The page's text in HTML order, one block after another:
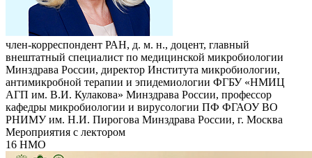
член-корреспондент РАН, д. м. н., доцент, главный
внештатный специалист по медицинской микробиологии
Минздрава России, директор Института микробиологии,
антимикробной терапии и эпидемиологии ФГБУ «НМИЦ
АГП им. В.И. Кулакова» Минздрава России, профессор
кафедры микробиологии и вирусологии ПФ ФГАОУ ВО
РНИМУ им. Н.И. Пирогова Минздрава России, г. Москва
Мероприятия с лектором
16 НМО